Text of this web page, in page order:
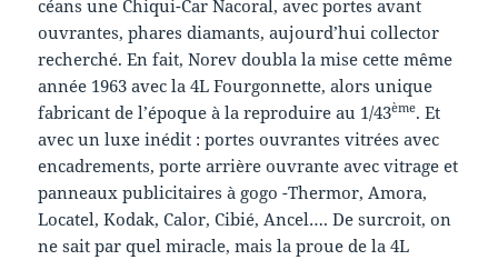
céans une Chiqui-Car Nacoral, avec portes avant
ouvrantes, phares diamants, aujourd’hui collector
recherché. En fait, Norev doubla la mise cette même
année 1963 avec la 4L Fourgonnette, alors unique
fabricant de l’époque à la reproduire au 1/43ème. Et
avec un luxe inédit : portes ouvrantes vitrées avec
encadrements, porte arrière ouvrante avec vitrage et
panneaux publicitaires à gogo -Thermor, Amora,
Locatel, Kodak, Calor, Cibié, Ancel…. De surcroit, on
ne sait par quel miracle, mais la proue de la 4L